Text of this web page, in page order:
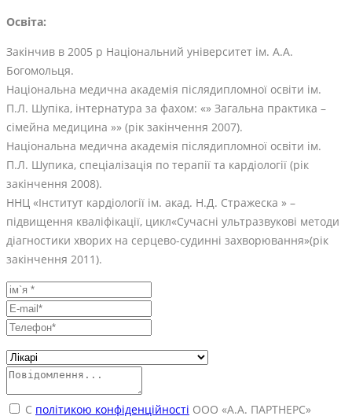
Освіта:
Закінчив в 2005 р Національний університет ім. А.А.
Богомольця.
Національна медична академія післядипломної освіти ім.
П.Л. Шупіка, інтернатура за фахом: «» Загальна практика –
сімейна медицина »» (рік закінчення 2007).
Національна медична академія післядипломної освіти ім.
П.Л. Шупика, спеціалізація по терапії та кардіології (рік
закінчення 2008).
ННЦ «Інститут кардіології ім. акад. Н.Д. Стражеска » –
підвищення кваліфікації, цикл«Сучасні ультразвукові методи
діагностики хворих на серцево-судинні захворювання»(рік
закінчення 2011).
С політикою конфіденційності ООО «А.А. ПАРТНЕРС»